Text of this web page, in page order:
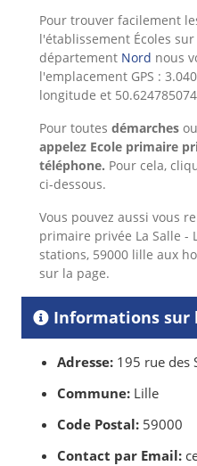
Pour trouver facilement
l'établissement Écoles sur
département Nord nous
l'emplacement GPS :
longitude et
Pour toutes démarches ou
appelez Ecole primaire
téléphone. Pour cela,
ci-dessous.
Vous pouvez aussi vous
primaire privée La Salle -
stations, 59000 lille aux
sur la page.
Informations sur
Adresse: 195 rue des
Commune: Lille
Code Postal: 59000
Contact par Email: